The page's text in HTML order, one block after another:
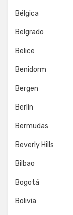
Bélgica
Belgrado
Belice
Benidorm
Bergen
Berlín
Bermudas
Beverly Hills
Bilbao
Bogotá
Bolivia